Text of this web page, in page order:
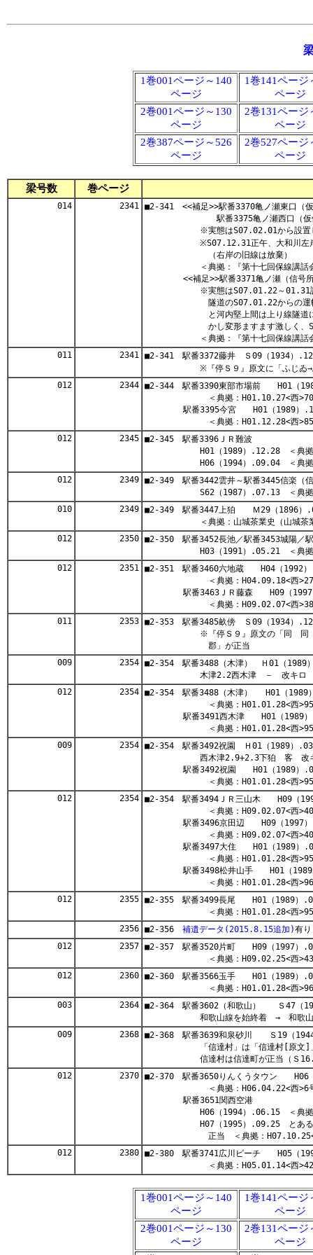
1巻001ページ～140
ページ
1巻141ページ
ページ
2巻001ページ～130
ページ
2巻131ページ
ページ
2巻387ページ～526
ページ
2巻527ページ
ページ
梁号数 巻ページ
014 2341 ■2-341 <<補足>>駅番3370亀ノ瀬東口（
駅番3375亀ノ瀬西口（仮停
※実態はS07.02.01から設置し、
※S07.12.31正午、大和川左岸の
（右岸の旧線は放棄）
＜典拠：『第十七回保線講話会記
<<補足>>駅番3371亀ノ瀬（信号
※実態はS07.01.22～01.31設置
隧道のS07.01.22からの運転休
と河内堅上間は上り線隧道によ
かし変形ますます激しく、
＜典拠：『第十七回保線講話会
011
2341 ■2-341 駅番3372藤井 Ｓ09（1934）
※『停Ｓ９』原文に「ふじゐ→ふぢ
012
2344 ■2-344 駅番3390東部市場前 H01（
＜典拠：H01.10.27<西>70
駅番3395今宮 H01（1989）
＜典拠：H01.12.28<西>85
012
2345 ■2-345 駅番3396ＪＲ難波
H01（1989）.12.28 ＜典拠：
H06（1994）.09.04 ＜典拠：
012
2349 ■2-349 駅番3442雲井～駅番3445信楽（
S62（1987）.07.13 ＜典拠：
010
2349 ■2-349 駅番3447上狛 Ｍ29（1896）
＜典拠：山城茶業史（山城茶業
012
2350 ■2-350 駅番3452長池／駅番3453城陽／
H03（1991）.05.21 ＜典拠：
012
2351 ■2-351 駅番3460六地蔵 H04（1992
＜典拠：H04.09.18<西>27
駅番3463ＪＲ藤森 H09（1997
＜典拠：H09.02.07<西>38
011
2353 ■2-353 駅番3485畝傍 Ｓ09（1934）
※『停Ｓ９』原文の「同 同 高
郡」が正当
009
2354 ■2-354 駅番3488（木津） Ｈ01（
木津2.2西木津 － 改キロ
012
2354 ■2-354 駅番3488（木津） H01（1989
＜典拠：H01.01.28<西>95
駅番3491西木津 H01（1989）
＜典拠：H01.01.28<西>95
009
2354 ■2-354 駅番3492祝園 Ｈ01（1989）
西木津2.9+2.3下狛 客 改
駅番3492祝園 H01（1989）
＜典拠：H01.01.28<西>95
012
2354 ■2-354 駅番3494ＪＲ三山木 H09（
＜典拠：H09.02.07<西>40
駅番3496京田辺 H09（1997）
＜典拠：H09.02.07<西>40
駅番3497大住 H01（1989）
＜典拠：H01.01.28<西>95・
駅番3498松井山手 H01（1989
＜典拠：H01.01.28<西>96
012
2355 ■2-355 駅番3499長尾 H01（1989）
＜典拠：H01.01.28<西>95・
2356 ■2-356 補遺データ(2015.8.15追加)有り
012
2357 ■2-357 駅番3520片町 H09（1997）
＜典拠：H09.02.25<西>43
012
2360 ■2-360 駅番3566玉手 H01（1989）
＜典拠：H01.01.28<西>96
003
2364 ■2-364 駅番3602（和歌山） Ｓ47（
和歌山線を始終着 → 和歌山
009
2368 ■2-368 駅番3639和泉砂川 Ｓ19（
「信達村」は「信達村[原文]」と
信達村は信達町が正当（Ｓ
012
2370 ■2-370 駅番3650りんくうタウン H06
＜典拠：H06.04.22<西>6
駅番3651関西空港
H06（1994）.06.15 ＜典拠：
H07（1995）.09.25 とあるは
正当 ＜典拠：H07.10.25<西
012
2380 ■2-380 駅番3741広川ビーチ H05（
＜典拠：H05.01.14<西>42
1巻001ページ～140
ページ
1巻141ページ
ページ
2巻001ページ～130
ページ
2巻131ページ
ページ